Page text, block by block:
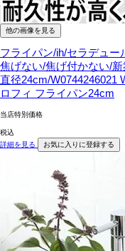
他の画像を見る
フライパン/ih/セラデュ
焦げない/焦げ付かない/
直径24cm/W0744246021
ロフィ フライパン24cm
当店特別価格
税込
詳細を見る
お気に入りに登録する